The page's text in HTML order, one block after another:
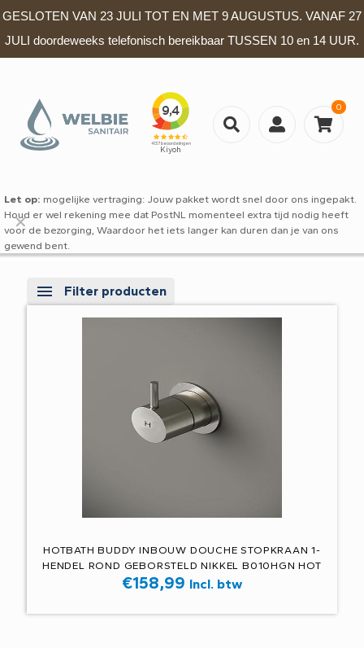
GESLOTEN VAN 23 JULI TOT EN MET 9 AUGUSTUS. VANAF 27
JULI doordeweeks telefonisch bereikbaar TUSSEN 10 en 14 UUR.
0
Let op: mogelijke vertraging: Jouw pakket wordt snel door ons ingepakt.
Houd er wel rekening mee dat PostNL momenteel extra tijd nodig heeft
voor de bezorging, Waardoor het iets langer kan duren dan je van ons
gewend bent.
✕
Filter producten
HOTBATH BUDDY INBOUW DOUCHE STOPKRAAN 1-
HENDEL ROND GEBORSTELD NIKKEL B010HGN HOT
€158,99 Incl. btw